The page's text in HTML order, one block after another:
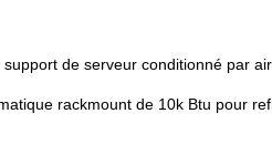
support de serveur conditionné par
rackmount de 10k Btu pour